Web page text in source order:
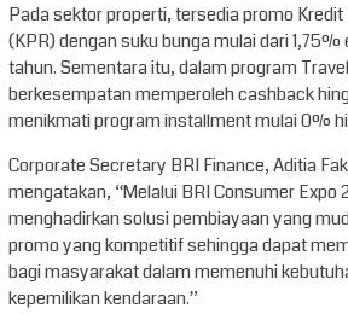
Pada sektor properti, tersedia promo
(KPR) dengan suku bunga mulai dari
tahun. Sementara itu, dalam program
berkesempatan memperoleh cashback
menikmati program installment mulai 0%
Corporate Secretary BRI Finance, Aditia
mengatakan, “Melalui BRI Consumer Expo
menghadirkan solusi pembiayaan yang
promo yang kompetitif sehingga dapat
bagi masyarakat dalam memenuhi
kepemilikan kendaraan.”